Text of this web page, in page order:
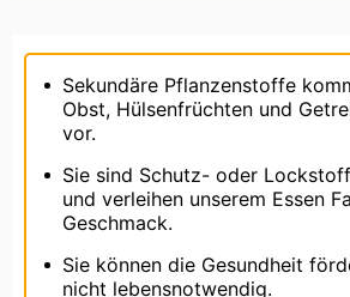
Sekundäre Pflanzenstoffe
Obst, Hülsenfrüchten und
vor.
Sie sind Schutz- oder
und verleihen unserem Essen
Geschmack.
Sie können die Gesundheit
nicht lebensnotwendig.